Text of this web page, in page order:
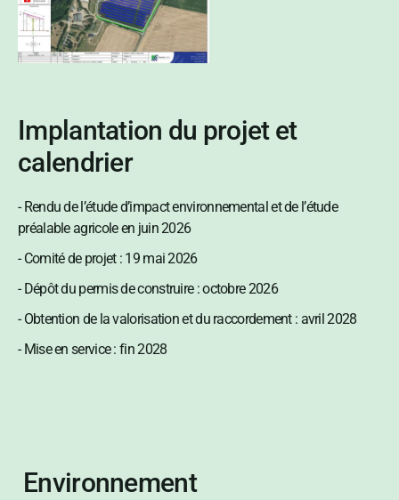
Implantation du projet et
calendrier
- Rendu de l’étude d’impact environnemental et de l’étude
préalable agricole en juin 2026
- Comité de projet : 19 mai 2026
- Dépôt du permis de construire : octobre 2026
- Obtention de la valorisation et du raccordement : avril 2028
- Mise en service : fin 2028
Environnement